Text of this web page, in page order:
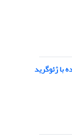
ژئوگرید